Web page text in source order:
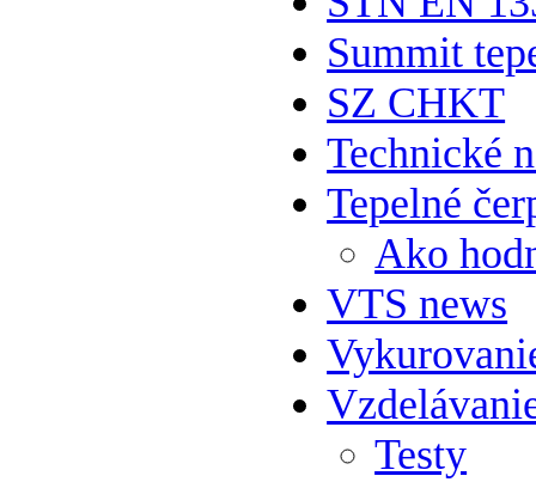
Summit
SZ CHKT
Technické
Tepelné
Ako
VTS news
Testy